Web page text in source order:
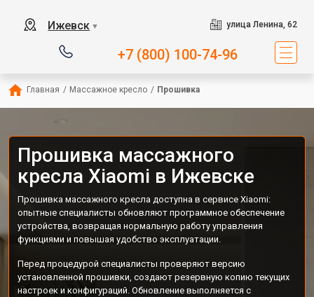
Ижевск ▼ улица Ленина, 62
+7 (800) 100-74-96
Главная / Массажное кресло / Прошивка
Прошивка массажного
кресла Xiaomi в Ижевске
Прошивка массажного кресла доступна в сервисе Xiaomi:
опытные специалисты обновляют программное обеспечение
устройства, возвращая нормальную работу управления
функциями и повышая удобство эксплуатации.
Перед процедурой специалисты проверяют версию
установленной прошивки, создают резервную копию текущих
настроек и конфигураций. Обновление выполняется с